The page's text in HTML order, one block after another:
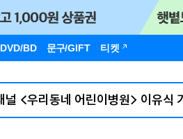
DVD/BD 문구/GIFT 티켓